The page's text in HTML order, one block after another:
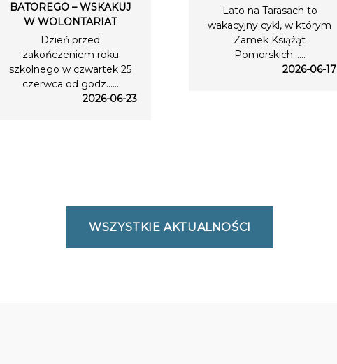
BATOREGO – WSKAKUJ
W WOLONTARIAT
Dzień przed
zakończeniem roku
szkolnego w czwartek 25
czerwca od godz…...
2026-06-23
Lato na Tarasach to
wakacyjny cykl, w którym
Zamek Książąt
Pomorskich…...
2026-06-17
WSZYSTKIE AKTUALNOŚCI